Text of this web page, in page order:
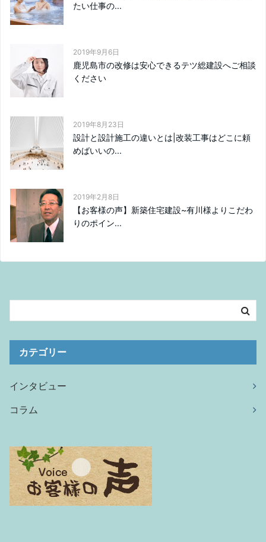
たい仕事の...
2019年9月6日
鹿児島市の改修は安心できるテツ総建設へご相談
ください
2019年8月23日
設計と設計施工の違いとは|改装工事はどこに頼
めばいいの...
2019年2月8日
【お客様の声】新築住宅建設~有川様よりこだわ
りのポイン...
カテゴリー
インタビュー
コラム